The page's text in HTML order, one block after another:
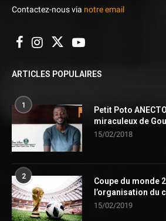
Contactez-nous via notre email
ARTICLES POPULAIRES
1
Petit Poto
miraculeux de
15/02/2018
2
Coupe du monde
l’organisation du
15/02/2019